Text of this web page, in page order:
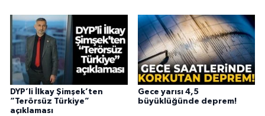
DYP’li İlkay Şimşek’ten
“Terörsüz Türkiye”
açıklaması
Gece yarısı 4,5
büyüklüğünde deprem!